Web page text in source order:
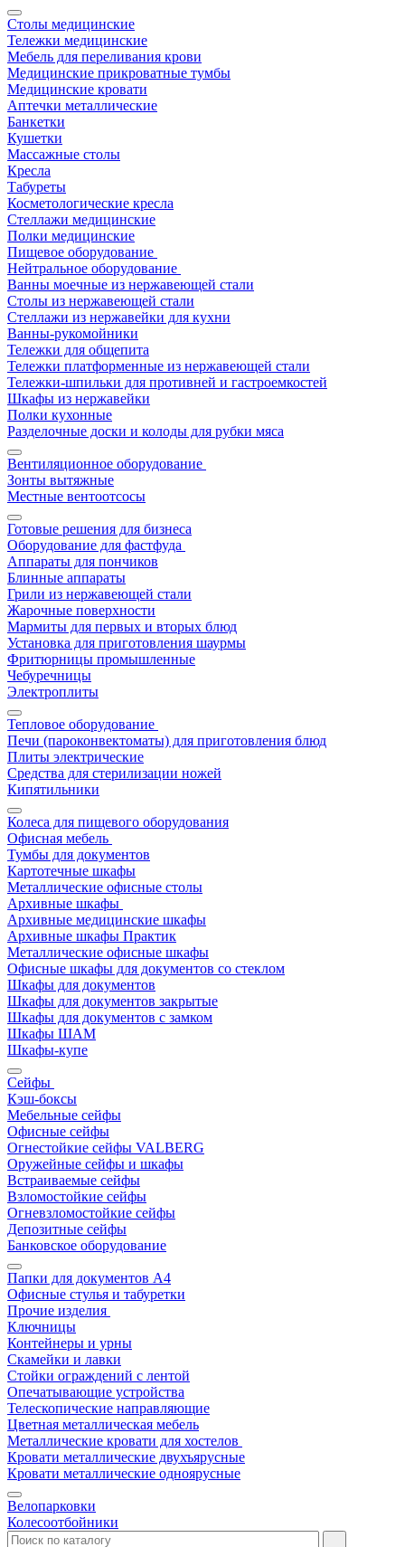
Столы медицинские
Тележки медицинские
Мебель для переливания крови
Медицинские прикроватные тумбы
Медицинские кровати
Аптечки металлические
Банкетки
Кушетки
Массажные столы
Кресла
Табуреты
Косметологические кресла
Стеллажи медицинские
Полки медицинские
Пищевое оборудование
Нейтральное оборудование
Ванны моечные из нержавеющей стали
Столы из нержавеющей стали
Стеллажи из нержавейки для кухни
Ванны-рукомойники
Тележки для общепита
Тележки платформенные из нержавеющей стали
Тележки-шпильки для противней и гастроемкостей
Шкафы из нержавейки
Полки кухонные
Разделочные доски и колоды для рубки мяса
Вентиляционное оборудование
Зонты вытяжные
Местные вентоотсосы
Готовые решения для бизнеса
Оборудование для фастфуда
Аппараты для пончиков
Блинные аппараты
Грили из нержавеющей стали
Жарочные поверхности
Мармиты для первых и вторых блюд
Установка для приготовления шаурмы
Фритюрницы промышленные
Чебуречницы
Электроплиты
Тепловое оборудование
Печи (пароконвектоматы) для приготовления блюд
Плиты электрические
Средства для стерилизации ножей
Кипятильники
Колеса для пищевого оборудования
Офисная мебель
Тумбы для документов
Картотечные шкафы
Металлические офисные столы
Архивные шкафы
Архивные медицинские шкафы
Архивные шкафы Практик
Металлические офисные шкафы
Офисные шкафы для документов со стеклом
Шкафы для документов
Шкафы для документов закрытые
Шкафы для документов с замком
Шкафы ШАМ
Шкафы-купе
Сейфы
Кэш-боксы
Мебельные сейфы
Офисные сейфы
Огнестойкие сейфы VALBERG
Оружейные сейфы и шкафы
Встраиваемые сейфы
Взломостойкие сейфы
Огневзломостойкие сейфы
Депозитные сейфы
Банковское оборудование
Папки для документов A4
Офисные стулья и табуретки
Прочие изделия
Ключницы
Контейнеры и урны
Скамейки и лавки
Стойки ограждений с лентой
Опечатывающие устройства
Телескопические направляющие
Цветная металлическая мебель
Металлические кровати для хостелов
Кровати металлические двухъярусные
Кровати металлические одноярусные
Велопарковки
Колесоотбойники